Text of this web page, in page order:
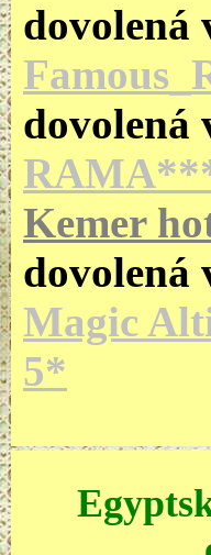
Kemer
dovolená
Magic
5*